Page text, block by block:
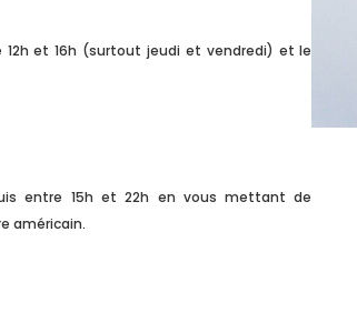
12h et 16h (surtout jeudi et vendredi) et le
entre 15h et 22h en vous mettant de
américain.